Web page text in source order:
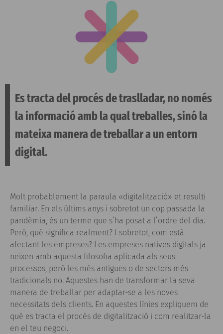
Es tracta del procés de traslladar, no només
la informació amb la qual treballes, sinó la
mateixa manera de treballar a un entorn
digital.
Molt probablement la paraula «digitalització» et resulti
familiar. En els últims anys i sobretot un cop passada la
pandèmia, és un terme que s’ha posat a l’ordre del dia.
Però, què significa realment? I sobretot, com està
afectant les empreses? Les empreses natives digitals ja
neixen amb aquesta filosofia aplicada als seus
processos, però les més antigues o de sectors més
tradicionals no. Aquestes han de transformar la seva
manera de treballar per adaptar-se a les noves
necessitats dels clients. En aquestes línies expliquem de
què es tracta el procés de digitalització i com realitzar-la
en el teu negoci.